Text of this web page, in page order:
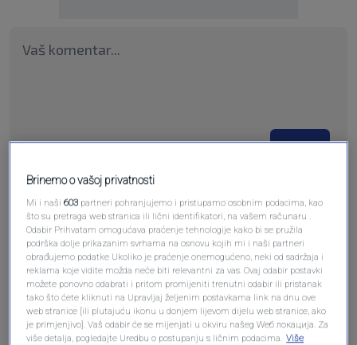
Pošalji
Pošalji komentar
Brinemo o vašoj privatnosti
Mi i naši603 partneri pohranjujemo i pristupamo osobnim podacima, kao
što su pretraga web stranica ili lični identifikatori, na vašem računaru .
Odabir Prihvatam omogućava praćenje tehnologije kako bi se pružila
podrška dolje prikazanim svrhama na osnovu kojih mi i naši partneri
obrađujemo podatke Ukoliko je praćenje onemogućeno, neki od sadržaja i
reklama koje vidite možda neće biti relevantni za vas. Ovaj odabir postavki
možete ponovno odabrati i pritom promijeniti trenutni odabir ili pristanak
tako što ćete kliknuti na Upravljaj željenim postavkama link na dnu ove
web stranice [ili plutajuću ikonu u donjem lijevom dijelu web stranice, ako
je primjenjivo]. Vaš odabir će se mijenjati u okviru našeg Wеб локација. Za
više detalja, pogledajte Uredbu o postupanju s ličnim podacima. Više